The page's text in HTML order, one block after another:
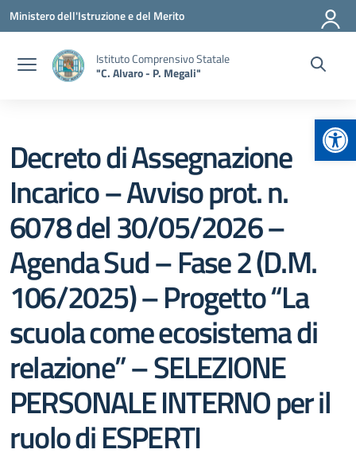
Vai ai contenuti
Vai al menu di navigazione
Vai al footer
Ministero dell'Istruzione e del Merito
Istituto Comprensivo Statale
"C. Alvaro - P. Megali"
Decreto di Assegnazione
Incarico – Avviso prot. n.
6078 del 30/05/2026 –
Agenda Sud – Fase 2 (D.M.
106/2025) – Progetto “La
scuola come ecosistema di
relazione” – SELEZIONE
PERSONALE INTERNO per il
ruolo di ESPERTI